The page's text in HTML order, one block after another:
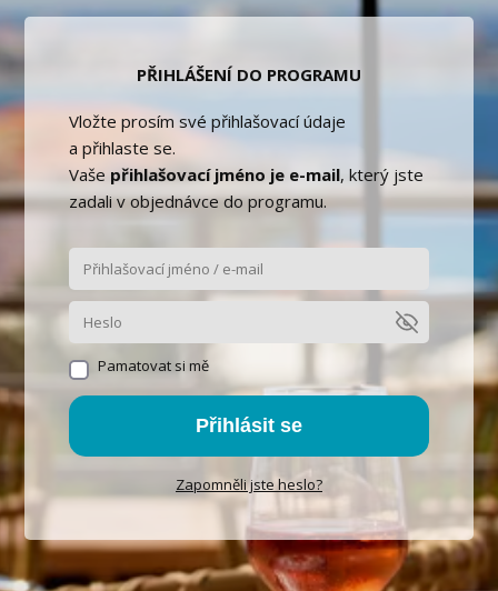
PŘIHLÁŠENÍ DO PROGRAMU
Vložte prosím své přihlašovací údaje
a přihlaste se.
Vaše přihlašovací jméno je e-mail, který jste
zadali v objednávce do programu.
Pamatovat si mě
Přihlásit se
Zapomněli jste heslo?